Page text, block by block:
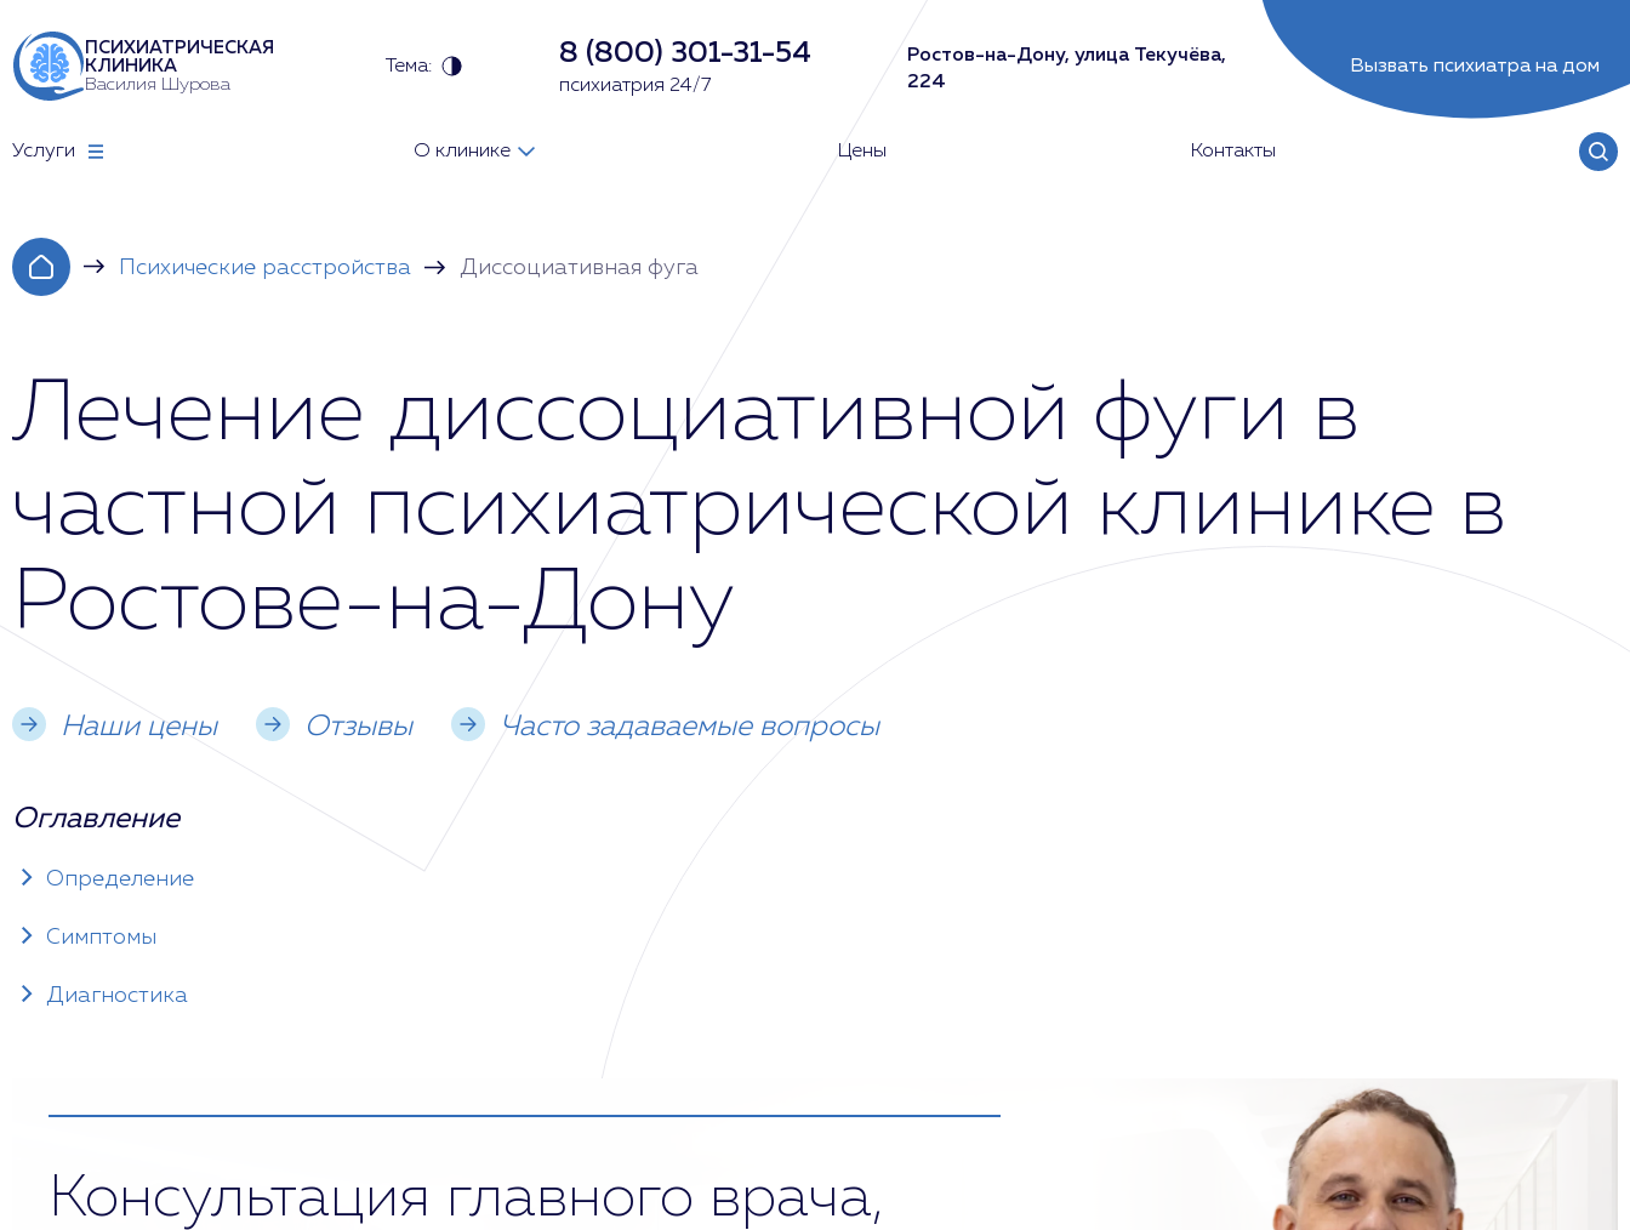
ПСИХИАТРИЧЕСКАЯ
КЛИНИКА
Василия Шурова
Тема: 8 (800) 301-31-54
психиатрия 24/7
Ростов-на-Дону, улица Текучёва,
224
Вызвать психиатра на дом
Услуги О клинике Цены Контакты
Психические расстройства Диссоциативная фуга
Лечение диссоциативной фуги в
частной психиатрической клинике в
Ростове-на-Дону
Наши цены Отзывы Часто задаваемые вопросы
Оглавление
Определение
Симптомы
Диагностика
Консультация главного врача,